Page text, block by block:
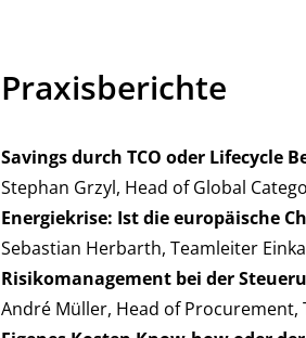
Praxisberichte
Savings durch TCO oder Lifecycle
Stephan Grzyl, Head of Global
Energiekrise: Ist die europäische
Sebastian Herbarth, Teamleiter
Risikomanagement bei der
André Müller, Head of Procurement,